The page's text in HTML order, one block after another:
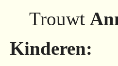
Trouwt
Kinderen: